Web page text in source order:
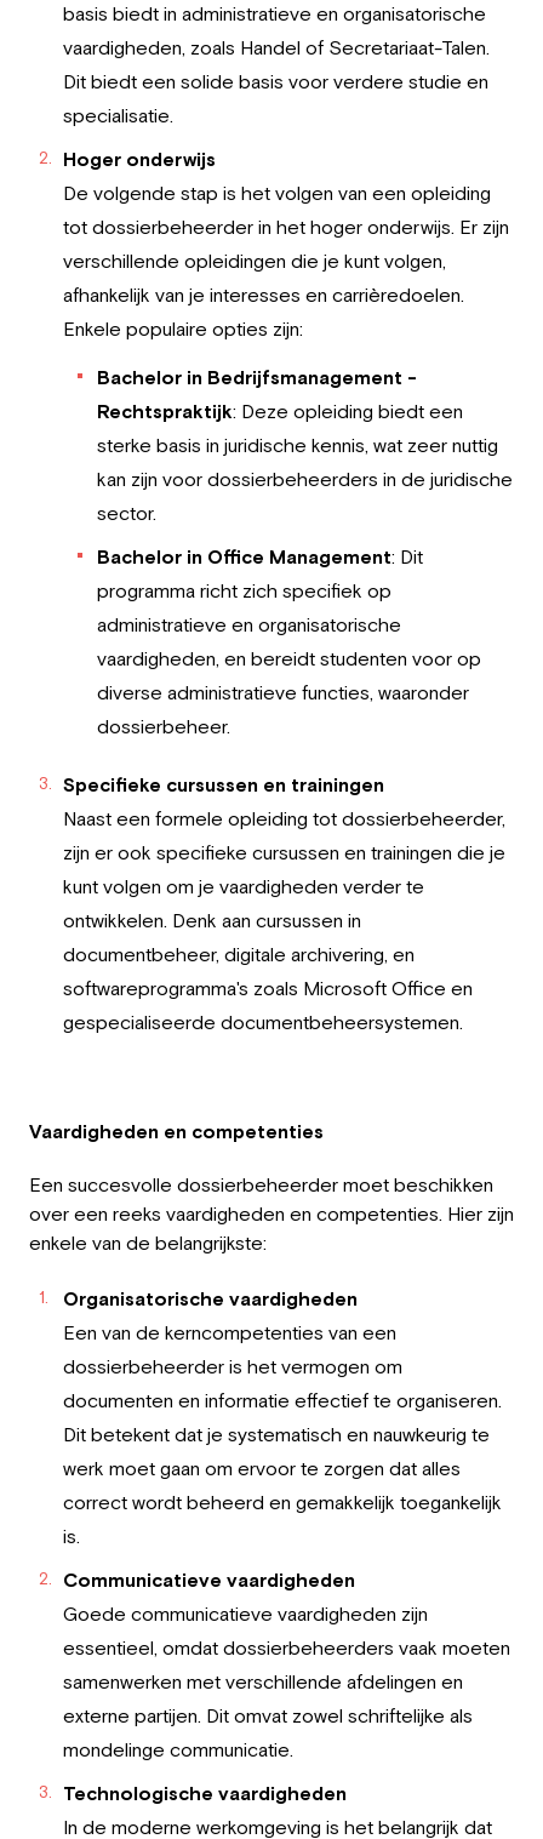
basis biedt in administratieve en organisatorische
vaardigheden, zoals Handel of Secretariaat-Talen.
Dit biedt een solide basis voor verdere studie en
specialisatie.
Hoger onderwijs
De volgende stap is het volgen van een opleiding
tot dossierbeheerder in het hoger onderwijs. Er zijn
verschillende opleidingen die je kunt volgen,
afhankelijk van je interesses en carrièredoelen.
Enkele populaire opties zijn:
Bachelor in Bedrijfsmanagement -
Rechtspraktijk: Deze opleiding biedt een
sterke basis in juridische kennis, wat zeer nuttig
kan zijn voor dossierbeheerders in de juridische
sector.
Bachelor in Office Management: Dit
programma richt zich specifiek op
administratieve en organisatorische
vaardigheden, en bereidt studenten voor op
diverse administratieve functies, waaronder
dossierbeheer.
Specifieke cursussen en trainingen
Naast een formele opleiding tot dossierbeheerder,
zijn er ook specifieke cursussen en trainingen die je
kunt volgen om je vaardigheden verder te
ontwikkelen. Denk aan cursussen in
documentbeheer, digitale archivering, en
softwareprogramma's zoals Microsoft Office en
gespecialiseerde documentbeheersystemen.
Vaardigheden en competenties
Een succesvolle dossierbeheerder moet beschikken
over een reeks vaardigheden en competenties. Hier zijn
enkele van de belangrijkste:
Organisatorische vaardigheden
Een van de kerncompetenties van een
dossierbeheerder is het vermogen om
documenten en informatie effectief te organiseren.
Dit betekent dat je systematisch en nauwkeurig te
werk moet gaan om ervoor te zorgen dat alles
correct wordt beheerd en gemakkelijk toegankelijk
is.
Communicatieve vaardigheden
Goede communicatieve vaardigheden zijn
essentieel, omdat dossierbeheerders vaak moeten
samenwerken met verschillende afdelingen en
externe partijen. Dit omvat zowel schriftelijke als
mondelinge communicatie.
Technologische vaardigheden
In de moderne werkomgeving is het belangrijk dat